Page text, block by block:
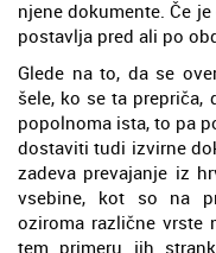
njene dokumente. Če
postavlja pred ali po
Glede na to, da se
šele, ko se ta
popolnoma ista, to pa
dostaviti tudi izvirne
zadeva prevajanje iz
vsebine, kot so na
oziroma različne vrste
tem primeru jih